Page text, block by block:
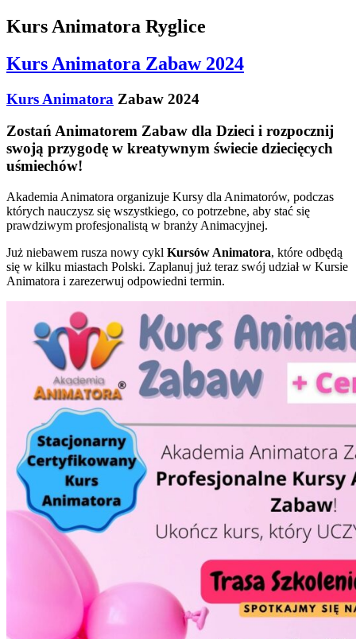
Kurs Animatora Ryglice
Kurs Animatora Zabaw 2024
Kurs Animatora Zabaw 2024
Zostań Animatorem Zabaw dla Dzieci i rozpocznij
swoją przygodę w kreatywnym świecie dziecięcych
uśmiechów!
Akademia Animatora organizuje Kursy dla Animatorów, podczas
których nauczysz się wszystkiego, co potrzebne, aby stać się
prawdziwym profesjonalistą w branży Animacyjnej.
Już niebawem rusza nowy cykl Kursów Animatora, które odbędą
się w kilku miastach Polski. Zaplanuj już teraz swój udział w Kursie
Animatora i zarezerwuj odpowiedni termin.